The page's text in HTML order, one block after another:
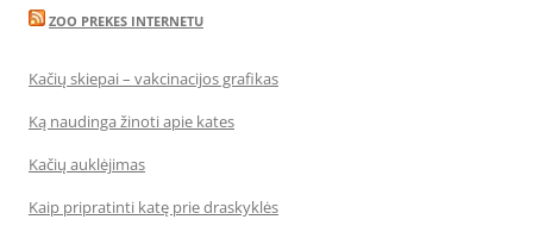
ZOO PREKES INTERNETU
Kačių skiepai – vakcinacijos grafikas
Ką naudinga žinoti apie kates
Kačių auklėjimas
Kaip pripratinti katę prie draskyklės